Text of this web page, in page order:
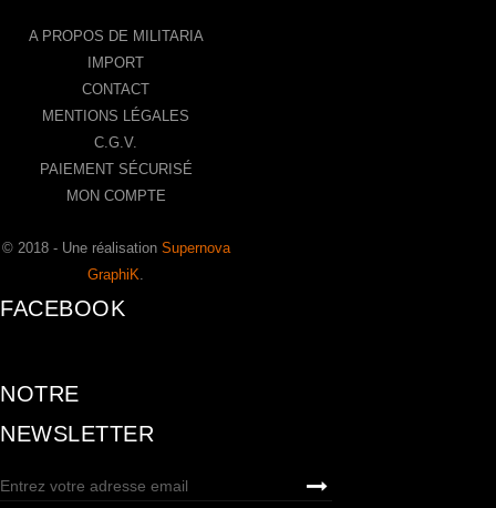
A PROPOS DE MILITARIA
IMPORT
CONTACT
MENTIONS LÉGALES
C.G.V.
PAIEMENT SÉCURISÉ
MON COMPTE
© 2018 - Une réalisation Supernova
GraphiK
FACEBOOK
NOTRE
NEWSLETTER